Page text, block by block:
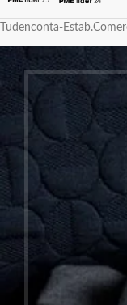
Tudenconta-